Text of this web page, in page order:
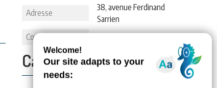
Adresse
38, avenue Ferdinand
Sarrien
Commune
Capacité: